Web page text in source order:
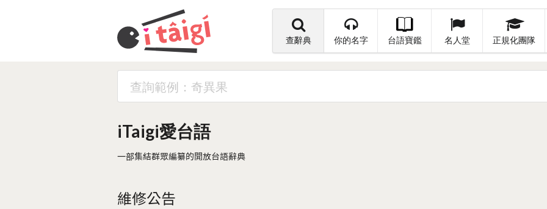
查辭典 你的名字 台語寶鑑 名人堂 正規化團隊
iTaigi愛台語
一部集結群眾編纂的開放台語辭典
維修公告